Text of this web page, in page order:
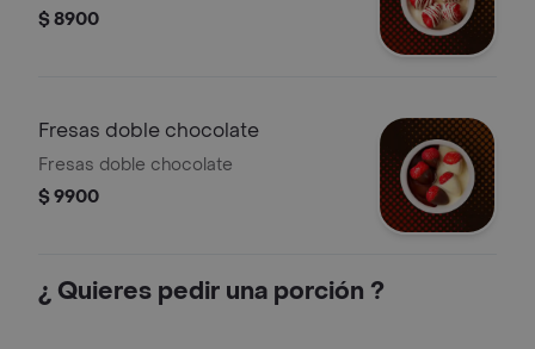
$ 8900
Fresas doble chocolate
Fresas doble chocolate
$ 9900
¿ Quieres pedir una porción ?